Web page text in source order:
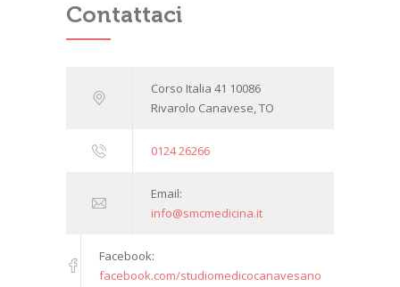
Contattaci
Corso Italia 41 10086
Rivarolo Canavese, TO
0124 26266
Email:
info@smcmedicina.it
Facebook:
facebook.com/studiomedicocanavesano